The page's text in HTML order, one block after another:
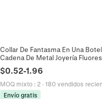
Collar De Fantasma En Una
Cadena De Metal Joyería
$0.52-1.96
MOQ mixto : 2 · 180 vendidos
Envío gratis